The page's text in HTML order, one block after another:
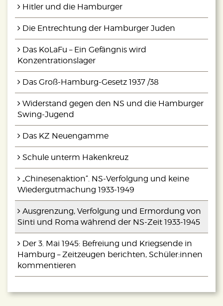
Hitler und die Hamburger
Die Entrechtung der Hamburger Juden
Das KoLaFu – Ein Gefängnis wird
Konzentrationslager
Das Groß-Hamburg-Gesetz 1937 /38
Widerstand gegen den NS und die Hamburger
Swing-Jugend
Das KZ Neuengamme
Schule unterm Hakenkreuz
„Chinesenaktion“. NS-Verfolgung und keine
Wiedergutmachung 1933-1949
Ausgrenzung, Verfolgung und Ermordung von
Sinti und Roma während der NS-Zeit 1933-1945
Der 3. Mai 1945: Befreiung und Kriegsende in
Hamburg – Zeitzeugen berichten, Schüler:innen
kommentieren